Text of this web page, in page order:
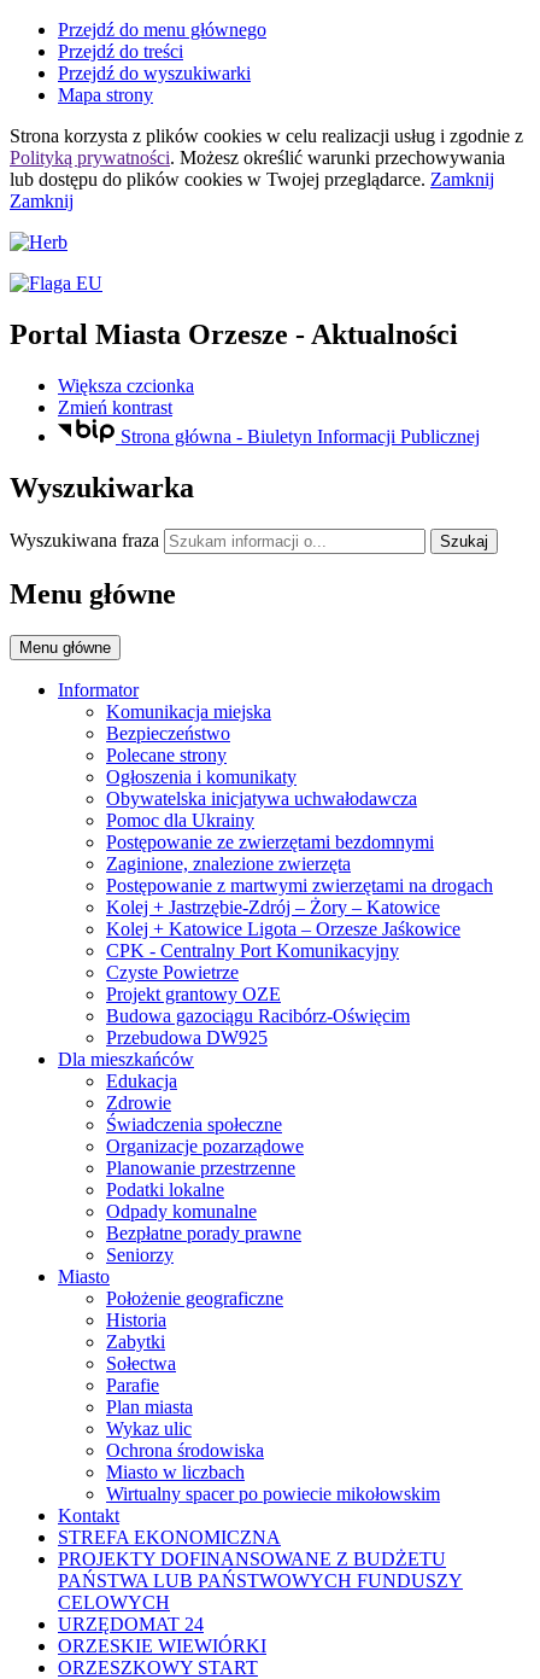
Przejdź do menu głównego
Przejdź do treści
Przejdź do wyszukiwarki
Mapa strony
Strona korzysta z plików cookies w celu realizacji usług i zgodnie z
Polityką prywatności. Możesz określić warunki przechowywania
lub dostępu do plików cookies w Twojej przeglądarce. Zamknij
Zamknij
Portal Miasta Orzesze - Aktualności
Większa czcionka
Zmień kontrast
Strona główna - Biuletyn Informacji Publicznej
Wyszukiwarka
Wyszukiwana fraza Szukaj
Menu główne
Menu główne
Informator
Komunikacja miejska
Bezpieczeństwo
Polecane strony
Ogłoszenia i komunikaty
Obywatelska inicjatywa uchwałodawcza
Pomoc dla Ukrainy
Postępowanie ze zwierzętami bezdomnymi
Zaginione, znalezione zwierzęta
Postępowanie z martwymi zwierzętami na drogach
Kolej + Jastrzębie-Zdrój – Żory – Katowice
Kolej + Katowice Ligota – Orzesze Jaśkowice
CPK - Centralny Port Komunikacyjny
Czyste Powietrze
Projekt grantowy OZE
Budowa gazociągu Racibórz-Oświęcim
Przebudowa DW925
Dla mieszkańców
Edukacja
Zdrowie
Świadczenia społeczne
Organizacje pozarządowe
Planowanie przestrzenne
Podatki lokalne
Odpady komunalne
Bezpłatne porady prawne
Seniorzy
Miasto
Położenie geograficzne
Historia
Zabytki
Sołectwa
Parafie
Plan miasta
Wykaz ulic
Ochrona środowiska
Miasto w liczbach
Wirtualny spacer po powiecie mikołowskim
Kontakt
STREFA EKONOMICZNA
PROJEKTY DOFINANSOWANE Z BUDŻETU
PAŃSTWA LUB PAŃSTWOWYCH FUNDUSZY
CELOWYCH
URZĘDOMAT 24
ORZESKIE WIEWIÓRKI
ORZESZKOWY START